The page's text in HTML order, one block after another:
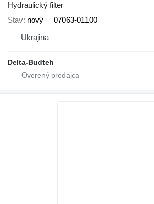
Hydraulický filter
Stav nový
07063-01100
Ukrajina
Delta-Budteh